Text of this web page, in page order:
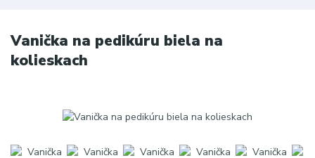
Vanička na pedikúru biela na
kolieskach